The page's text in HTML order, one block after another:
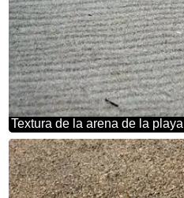
Textura de la arena de la playa